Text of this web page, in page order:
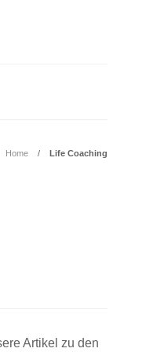
Home Life Coaching
Artikel zu den